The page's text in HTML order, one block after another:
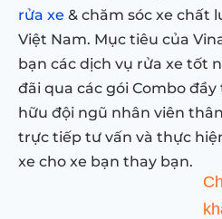
rửa xe & chăm sóc xe chất
Việt Nam. Mục tiêu của
bạn các dịch vụ rửa xe tốt
đãi qua các gói Combo đầy
hữu đội ngũ nhân viên
trực tiếp tư vấn và thực
xe cho xe bạn thay bạn.